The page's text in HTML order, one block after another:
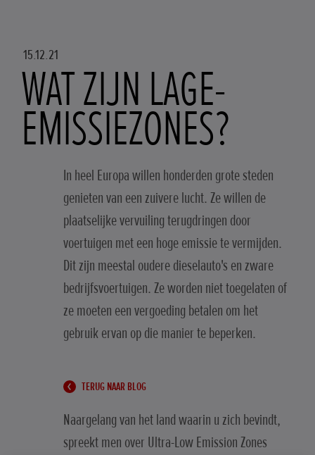
15.12.21
WAT ZIJN LAGE-
EMISSIEZONES?
In heel Europa willen honderden grote steden
genieten van een zuivere lucht. Ze willen de
plaatselijke vervuiling terugdringen door
voertuigen met een hoge emissie te vermijden.
Dit zijn meestal oudere dieselauto's en zware
bedrijfsvoertuigen. Ze worden niet toegelaten of
ze moeten een vergoeding betalen om het
gebruik ervan op die manier te beperken.
TERUG NAAR BLOG
Naargelang van het land waarin u zich bevindt,
spreekt men over Ultra-Low Emission Zones